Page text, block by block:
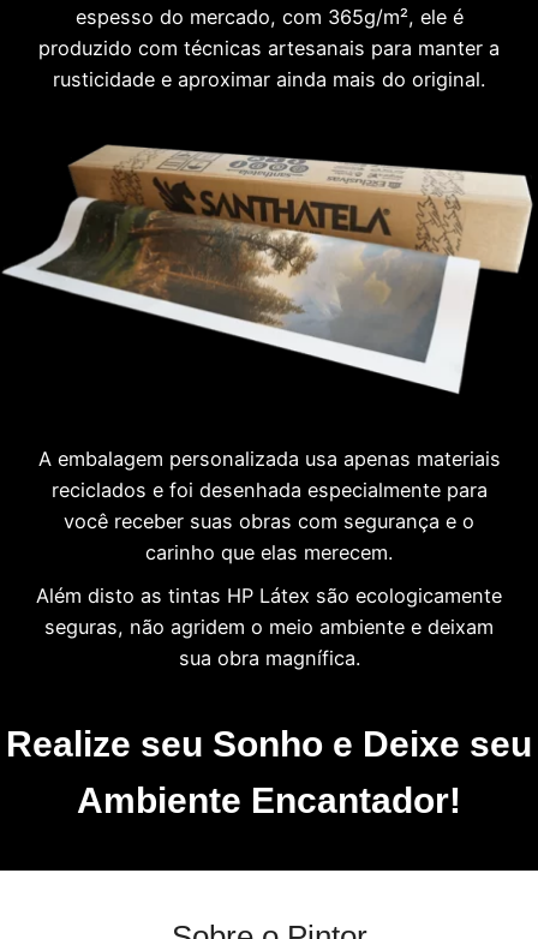
espesso do mercado, com 365g/m², ele é
produzido com técnicas artesanais para manter a
rusticidade e aproximar ainda mais do original.
A embalagem personalizada usa apenas materiais
reciclados e foi desenhada especialmente para
você receber suas obras com segurança e o
carinho que elas merecem.
Além disto as tintas HP Látex são ecologicamente
seguras, não agridem o meio ambiente e deixam
sua obra magnífica.
Realize seu Sonho e Deixe seu
Ambiente Encantador!